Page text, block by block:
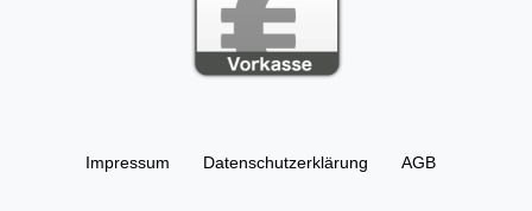
Impressum Daten­schutz­erklärung AGB